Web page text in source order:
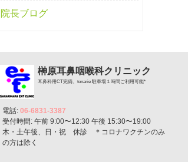
せ
院長ブログ
榊原耳鼻咽喉科クリニック
耳鼻科用CT完備、tonarie 駐車場１時間ご利用可能*
電話: 06-6831-3387
受付時間: 午前 9:00〜12:30 午後 15:30〜19:00
木・土午後、日・祝 休診 ＊コロナワクチンのみ
の方は除く